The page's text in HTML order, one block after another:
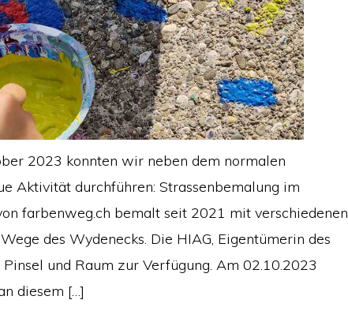
2023 konnten wir neben dem normalen
Aktivität durchführen: Strassenbemalung im
farbenweg.ch bemalt seit 2021 mit verschiedenen
des Wydenecks. Die HIAG, Eigentümerin des
und Raum zur Verfügung. Am 02.10.2023
diesem […]